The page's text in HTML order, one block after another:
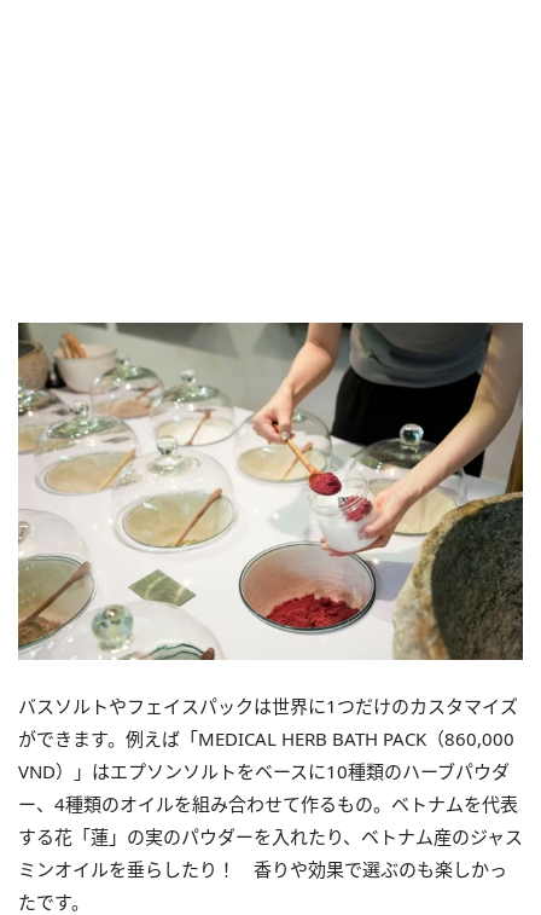
バスソルトやフェイスパックは世界に1つだけのカスタマイズ
ができます。例えば「MEDICAL HERB BATH PACK（860,000
VND︎）」 はエプソンソルトをベースに10種類のハーブパウダ
ー、 4種類のオイルを組み合わせて作るもの。ベトナムを代表
する花「蓮」 の実のパウダーを入れたり、 ベトナム産のジャス
ミンオイルを垂らしたり！ 香りや効果で選ぶのも楽しかっ
たです。